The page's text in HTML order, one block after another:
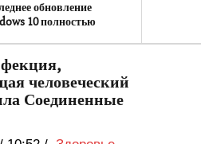
обновление
10 полностью
человеческий
Соединенные